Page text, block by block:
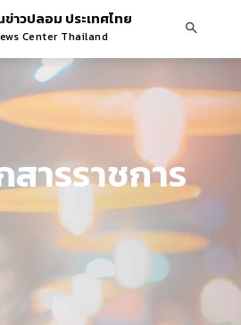
าวปลอม ประเทศไทย
Center Thailand
สารราชการ